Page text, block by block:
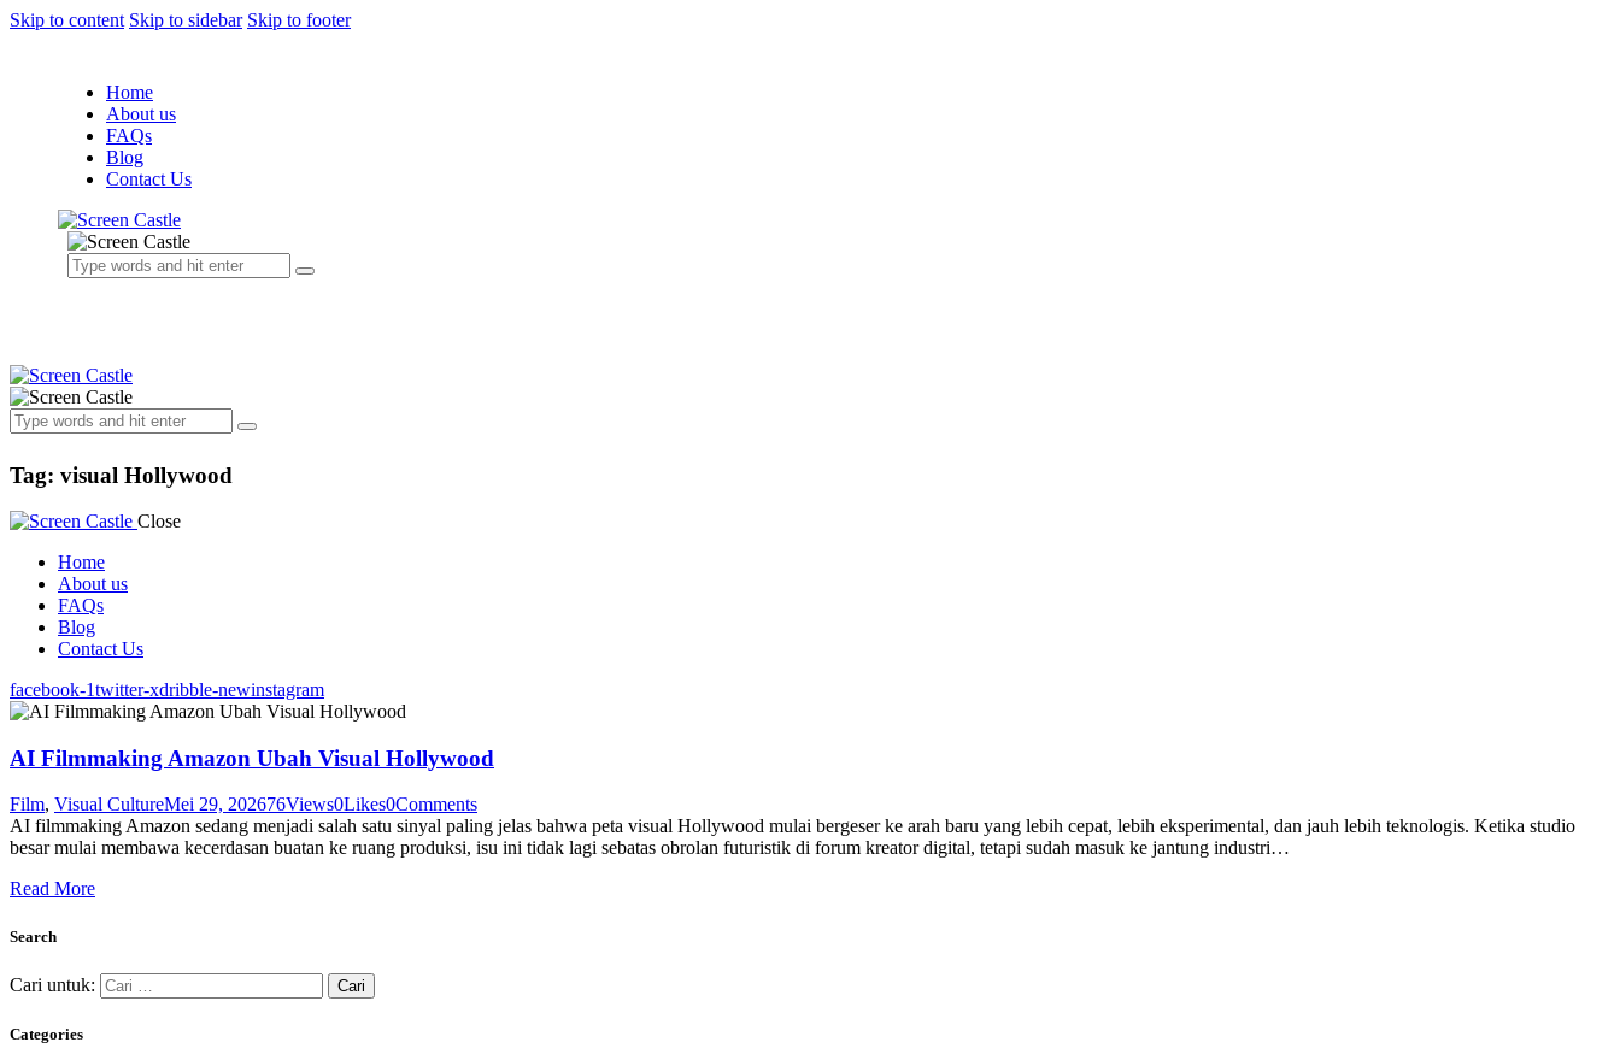
Skip to content Skip to sidebar Skip to footer
Home
About us
FAQs
Blog
Contact Us
Tag: visual Hollywood
Close
Home
About us
FAQs
Blog
Contact Us
facebook-1twitter-xdribble-newinstagram
AI Filmmaking Amazon Ubah Visual Hollywood
Film, Visual CultureMei 29, 202676Views0Likes0Comments
AI filmmaking Amazon sedang menjadi salah satu sinyal paling jelas bahwa peta visual Hollywood mulai bergeser ke arah baru yang lebih cepat, lebih eksperimental, dan jauh lebih teknologis. Ketika studio
besar mulai membawa kecerdasan buatan ke ruang produksi, isu ini tidak lagi sebatas obrolan futuristik di forum kreator digital, tetapi sudah masuk ke jantung industri…
Read More
Search
Cari untuk:
Categories